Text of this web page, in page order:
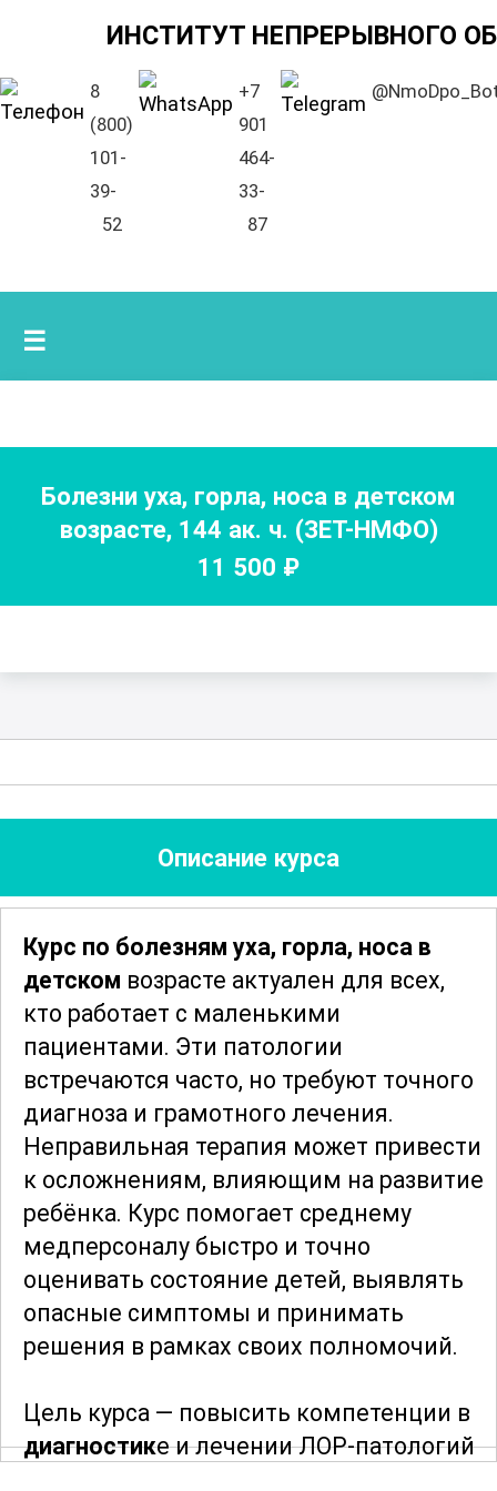
ИНСТИТУТ НЕПРЕРЫВНОГО
8
(800)
101-
39-
52
+7
901
464-
33-
87
☰
Болезни уха, горла, носа в детском
возрасте, 144 ак. ч. (ЗЕТ-НМФО)
11 500 ₽
Описание курса
Курс по болезням уха, горла, носа в
детском возрасте актуален для всех,
кто работает с маленькими
пациентами. Эти патологии
встречаются часто, но требуют точного
диагноза и грамотного лечения.
Неправильная терапия может привести
к осложнениям, влияющим на развитие
ребёнка. Курс помогает среднему
медперсоналу быстро и точно
оценивать состояние детей, выявлять
опасные симптомы и принимать
решения в рамках своих полномочий.
Цель курса — повысить компетенции в
диагностике и лечении ЛОР-патологий